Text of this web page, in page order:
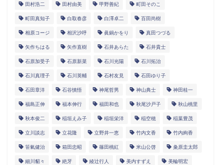
田村浩二 田村由美 甲野善紀 町田そのこ
町田真知子 白取春彦 白澤卓二 百田尚樹
相原コージ 相沢沙呼 眞鍋かをり 真田つづる
矢作ちはる 矢作直樹 石井あらた 石井貴士
石原加受子 石原新菜 石川光陽 石川拓治
石川真理子 石川英輔 石村友見 石田ゆり子
石田章洋 石谷慎悟 神尾哲男 神山典士 神田桂一
福島正伸 福本伸行 福田和也 秋尾沙戸子 秋山桃里
秋本俊二 稲垣えみ子 稲垣栄洋 稲空穂 稲葉豊茂
立川談志 立花隆 立野井一恵 竹内文香 竹内絢香
笹氣健治 箱田忠昭 篠田桃紅 米山公啓 粂原圭太郎
細川貂々 絶牙 綾辻行人 美内すずえ 美輪明宏